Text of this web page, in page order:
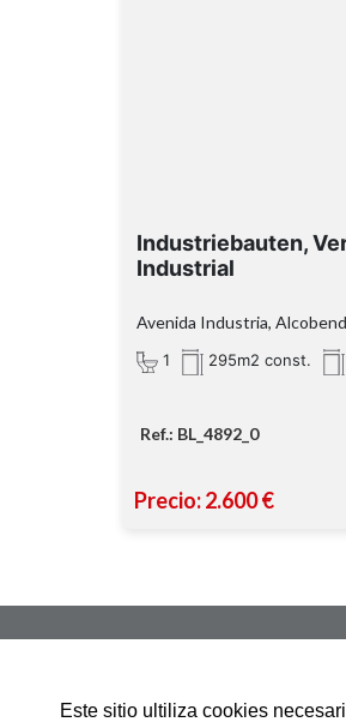
Este sitio ultiliza cookies
Industriebauten,
Industrial
Avenida Industria,
1 295m2 const.
Ref.: BL_4892_0
Precio: 2.600 €
Alcobendas 28100.